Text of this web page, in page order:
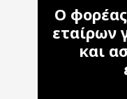
Ο
εταίρων
και